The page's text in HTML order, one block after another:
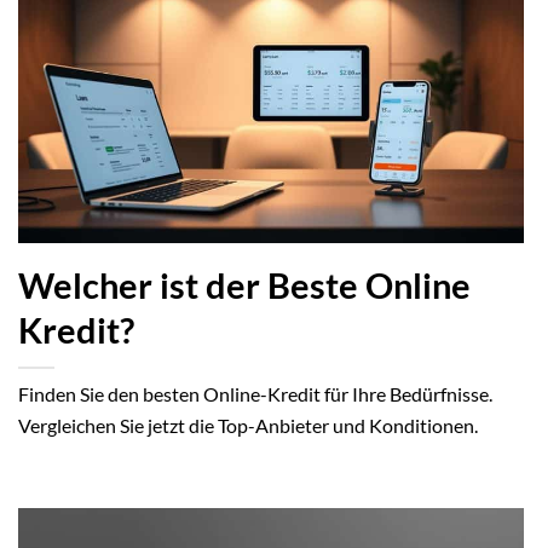
Welcher ist der Beste Online
Kredit?
Finden Sie den besten Online-Kredit für Ihre Bedürfnisse.
Vergleichen Sie jetzt die Top-Anbieter und Konditionen.